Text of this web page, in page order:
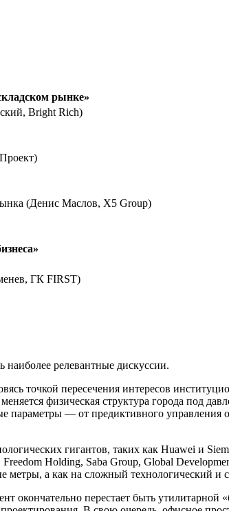
рынке»
Bright Rich)
(Денис Маслов, Х5 Group)
ГК FIRST)
наиболее релевантные дискуссии.
точкой пересечения интересов
физическая структура города под
параметры — от предиктивного управления
гигантов, таких как Huawei и
Holding, Saba Group, Global
метры, а как на сложный технологический и
окончательно перестает быть утилитарной